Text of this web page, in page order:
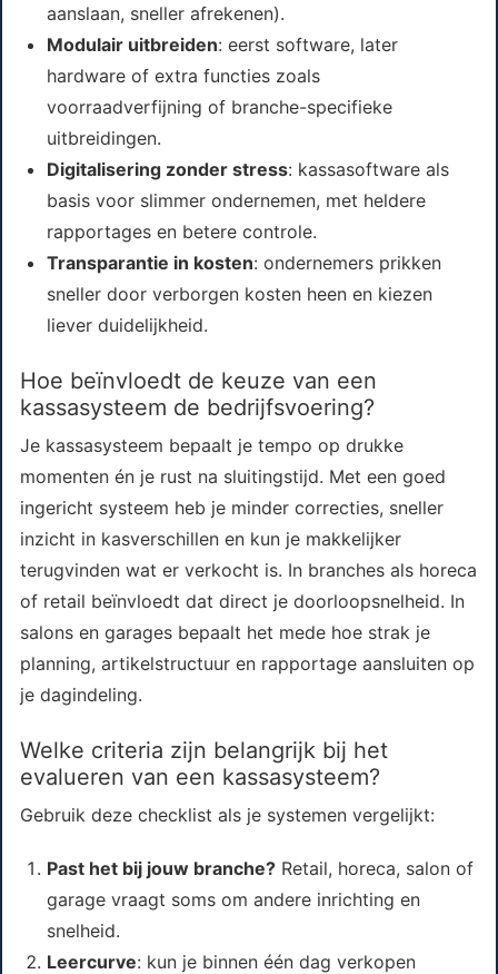
aanslaan, sneller afrekenen).
Modulair uitbreiden: eerst software, later
hardware of extra functies zoals
voorraadverfijning of branche-specifieke
uitbreidingen.
Digitalisering zonder stress: kassasoftware als
basis voor slimmer ondernemen, met heldere
rapportages en betere controle.
Transparantie in kosten: ondernemers prikken
sneller door verborgen kosten heen en kiezen
liever duidelijkheid.
Hoe beïnvloedt de keuze van een
kassasysteem de bedrijfsvoering?
Je kassasysteem bepaalt je tempo op drukke
momenten én je rust na sluitingstijd. Met een goed
ingericht systeem heb je minder correcties, sneller
inzicht in kasverschillen en kun je makkelijker
terugvinden wat er verkocht is. In branches als horeca
of retail beïnvloedt dat direct je doorloopsnelheid. In
salons en garages bepaalt het mede hoe strak je
planning, artikelstructuur en rapportage aansluiten op
je dagindeling.
Welke criteria zijn belangrijk bij het
evalueren van een kassasysteem?
Gebruik deze checklist als je systemen vergelijkt:
Past het bij jouw branche? Retail, horeca, salon of
garage vraagt soms om andere inrichting en
snelheid.
Leercurve: kun je binnen één dag verkopen